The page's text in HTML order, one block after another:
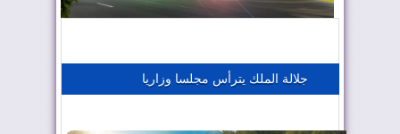
جلالة الملك يترأس مجلسا وزاريا